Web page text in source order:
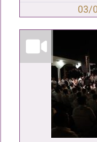
03/